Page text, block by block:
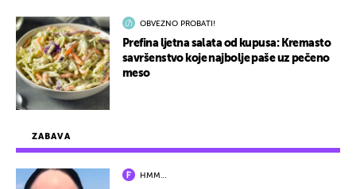
ZABAVA
HMM…
OBVEZNO PROBATI!
Prefina ljetna salata od kupusa: Kremasto
savršenstvo koje najbolje paše uz pečeno
meso